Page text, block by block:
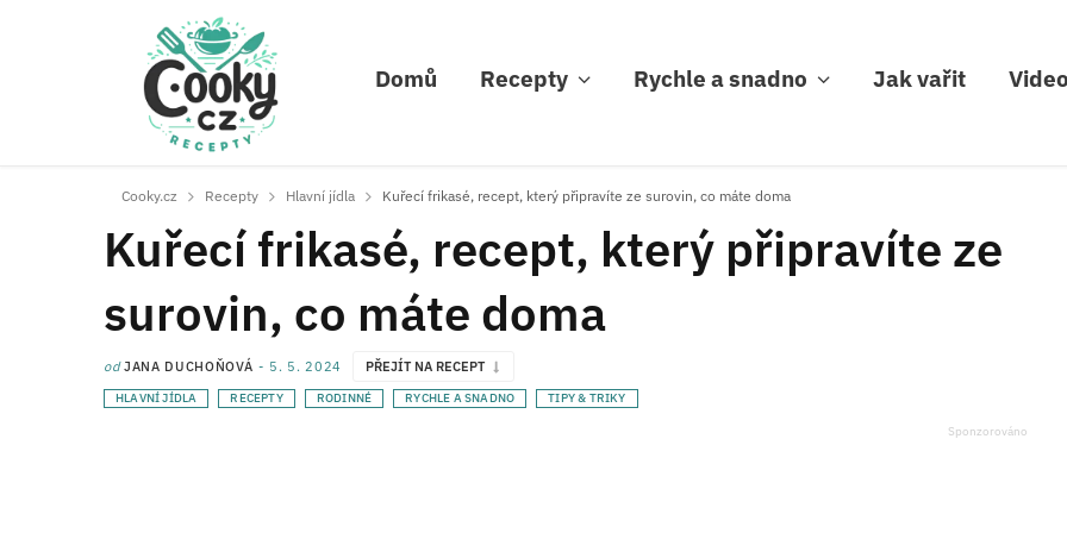
Domů Recepty Rychle a snadno Jak vařit Video
Cooky.cz Recepty Hlavní jídla Kuřecí frikasé, recept, který připravíte ze surovin, co máte doma
Kuřecí frikasé, recept, který připravíte ze
surovin, co máte doma
odJANA DUCHOŇOVÁ 5. 5. 2024 PŘEJÍT NA RECEPT
HLAVNÍ JÍDLA RECEPTY RODINNÉ RYCHLE A SNADNO TIPY & TRIKY